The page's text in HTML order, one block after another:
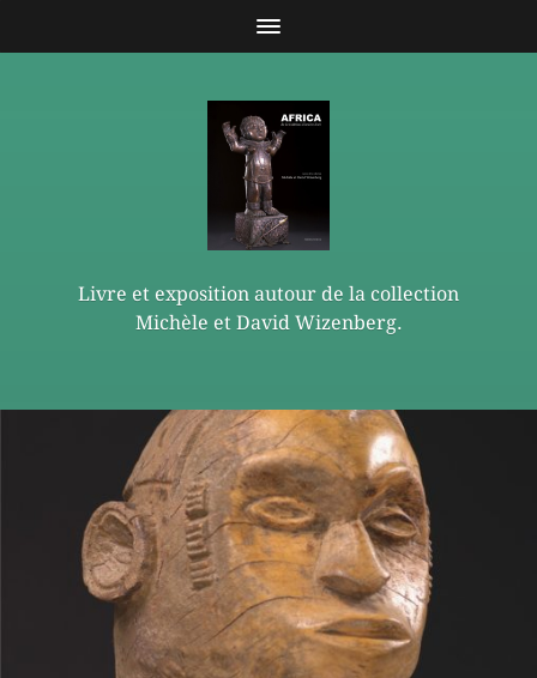
Livre et exposition autour de la collection
Michèle et David Wizenberg.